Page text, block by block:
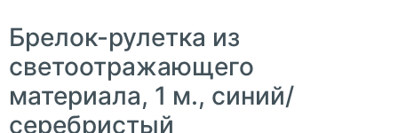
Брелок-рулетка из
светоотражающего
материала, 1 м., синий/
серебристый